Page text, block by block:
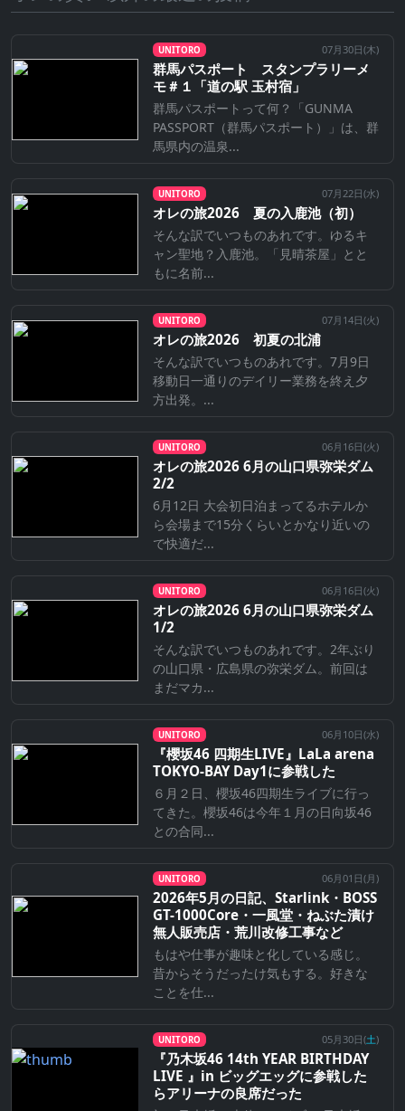
UNITORO 07月30日(木)
群馬パスポート スタンプラリーメ
モ＃１「道の駅 玉村宿」
群馬パスポートって何？「GUNMA
PASSPORT（群馬パスポート）」は、群
馬県内の温泉...
UNITORO 07月22日(水)
オレの旅2026 夏の入鹿池（初）
そんな訳でいつものあれです。ゆるキ
ャン聖地？入鹿池。「見晴茶屋」とと
もに名前...
UNITORO 07月14日(火)
オレの旅2026 初夏の北浦
そんな訳でいつものあれです。7月9日
移動日一通りのデイリー業務を終え夕
方出発。...
UNITORO 06月16日(火)
オレの旅2026 6月の山口県弥栄ダム
2/2
6月12日 大会初日泊まってるホテルか
ら会場まで15分くらいとかなり近いの
で快適だ...
UNITORO 06月16日(火)
オレの旅2026 6月の山口県弥栄ダム
1/2
そんな訳でいつものあれです。2年ぶり
の山口県・広島県の弥栄ダム。前回は
まだマカ...
UNITORO 06月10日(水)
『櫻坂46 四期生LIVE』LaLa arena
TOKYO-BAY Day1に参戦した
６月２日、櫻坂46四期生ライブに行っ
てきた。櫻坂46は今年１月の日向坂46
との合同...
UNITORO 06月01日(月)
2026年5月の日記、Starlink・BOSS
GT-1000Core・一風堂・ねぶた漬け
無人販売店・荒川改修工事など
もはや仕事が趣味と化している感じ。
昔からそうだったけ気もする。好きな
ことを仕...
UNITORO 05月30日(土)
『乃⽊坂46 14th YEAR BIRTHDAY
LIVE 』in ビッグエッグに参戦した
らアリーナの良席だった